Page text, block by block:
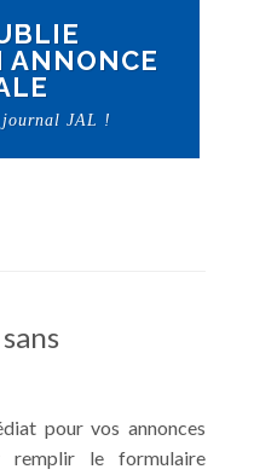
ANNONCE
journal JAL !
pour vos annonces
remplir le formulaire